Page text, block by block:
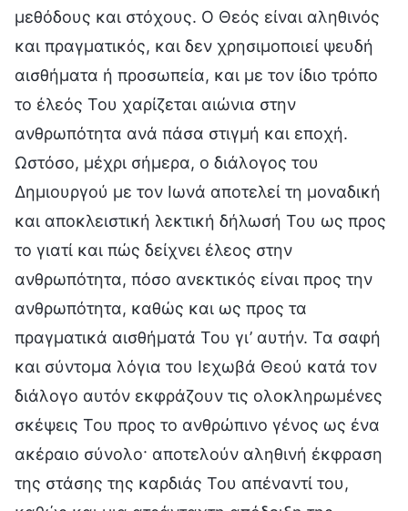
μεθόδους και στόχους. Ο Θεός είναι αληθινός
και πραγματικός, και δεν χρησιμοποιεί ψευδή
αισθήματα ή προσωπεία, και με τον ίδιο τρόπο
το έλεός Του χαρίζεται αιώνια στην
ανθρωπότητα ανά πάσα στιγμή και εποχή.
Ωστόσο, μέχρι σήμερα, ο διάλογος του
Δημιουργού με τον Ιωνά αποτελεί τη μοναδική
και αποκλειστική λεκτική δήλωσή Του ως προς
το γιατί και πώς δείχνει έλεος στην
ανθρωπότητα, πόσο ανεκτικός είναι προς την
ανθρωπότητα, καθώς και ως προς τα
πραγματικά αισθήματά Του γι’ αυτήν. Τα σαφή
και σύντομα λόγια του Ιεχωβά Θεού κατά τον
διάλογο αυτόν εκφράζουν τις ολοκληρωμένες
σκέψεις Του προς το ανθρώπινο γένος ως ένα
ακέραιο σύνολο· αποτελούν αληθινή έκφραση
της στάσης της καρδιάς Του απέναντί του,